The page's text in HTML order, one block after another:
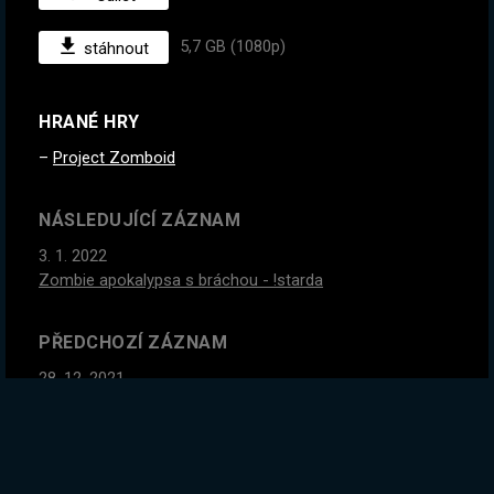
stáhnout 5,7 GB (1080p)
HRANÉ HRY
Project Zomboid
NÁSLEDUJÍCÍ ZÁZNAM
3. 1. 2022
Zombie apokalypsa s bráchou - !starda
PŘEDCHOZÍ ZÁZNAM
28. 12. 2021